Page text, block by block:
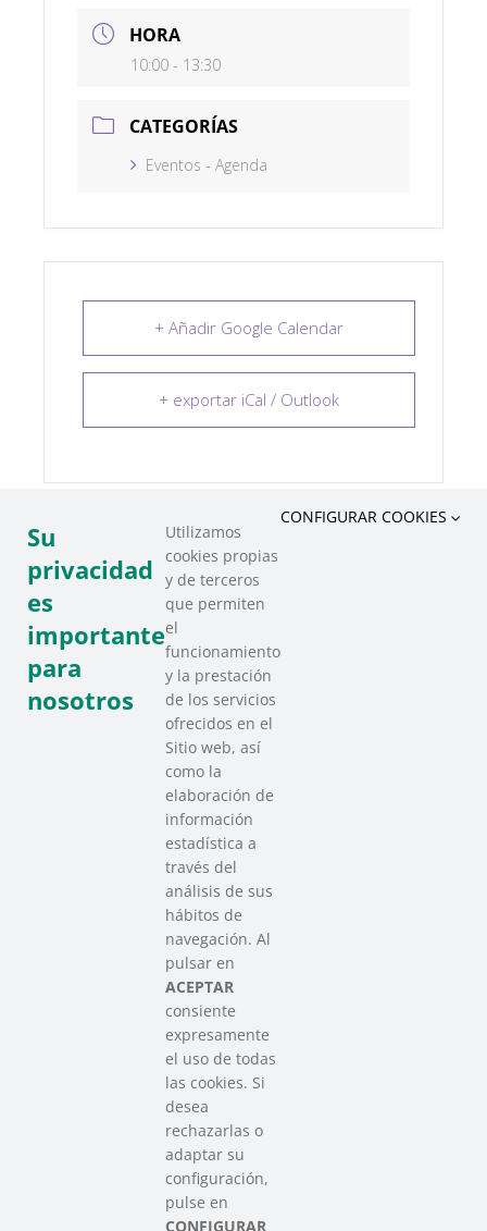
HORA
10:00 - 13:30
CATEGORÍAS
Eventos - Agenda
+ Añadir Google Calendar
+ exportar iCal / Outlook
COMPARTIR ESTE EVENTO
SAREEN SAREA
Asociación que agrupa a las redes
del Tercer Sector Social en Euskadi
Contacto
info@sareensarea.eu
Iparraguirre, 9 lonja – 48009 Bilbao
946 569 230
Colabora
Su
privacidad
es
importante
para
nosotros
Utilizamos
cookies propias
y de terceros
que permiten
el
funcionamiento
y la prestación
de los servicios
ofrecidos en el
Sitio web, así
como la
elaboración de
información
estadística a
través del
análisis de sus
hábitos de
navegación. Al
pulsar en
ACEPTAR
consiente
expresamente
el uso de todas
las cookies. Si
desea
rechazarlas o
adaptar su
configuración,
pulse en
CONFIGURAR
CONFIGURAR COOKIES